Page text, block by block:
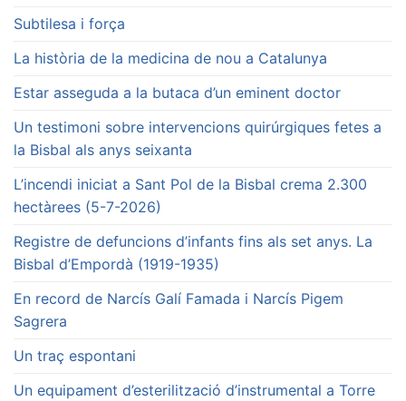
Subtilesa i força
La història de la medicina de nou a Catalunya
Estar asseguda a la butaca d’un eminent doctor
Un testimoni sobre intervencions quirúrgiques fetes a
la Bisbal als anys seixanta
L’incendi iniciat a Sant Pol de la Bisbal crema 2.300
hectàrees (5-7-2026)
Registre de defuncions d’infants fins als set anys. La
Bisbal d’Empordà (1919-1935)
En record de Narcís Galí Famada i Narcís Pigem
Sagrera
Un traç espontani
Un equipament d’esterilització d’instrumental a Torre